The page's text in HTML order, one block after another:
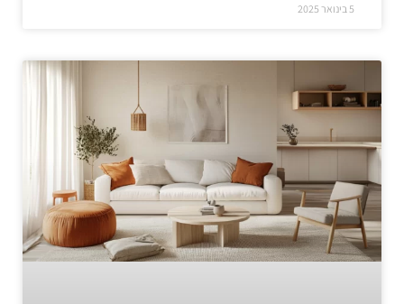
5 בינואר 2025